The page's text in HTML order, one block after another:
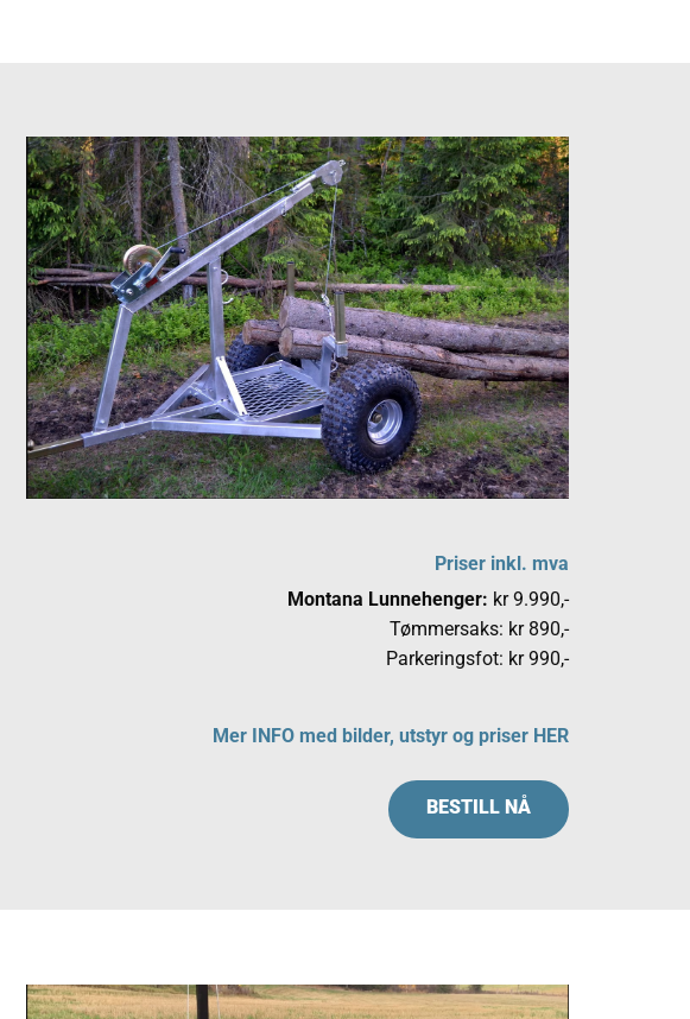
Priser inkl. mva
Montana Lunnehenger: kr 9.990,-
Tømmersaks: kr 890,-
Parkeringsfot: kr 990,-
Mer INFO med bilder, utstyr og priser HER
BESTILL NÅ